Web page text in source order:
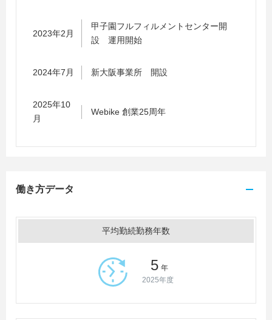
2023年2月
甲子園フルフィルメントセンター開
設 運用開始
2024年7月 新大阪事業所 開設
2025年10
月
Webike 創業25周年
働き方データ
平均勤続勤務年数
5 年
2025年度